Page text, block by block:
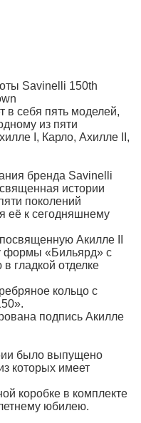
Savinelli 150th
в себя пять моделей,
из пяти
I, Карло, Ахилле II,
бренда Savinelli
истории
поколений
её к сегодняшнему
Акилле II
формы «Бильярд» с
гладкой отделке
кольцо с
подпись Акилле
было выпущено
которых имеет
коробке в комплекте
юбилею.